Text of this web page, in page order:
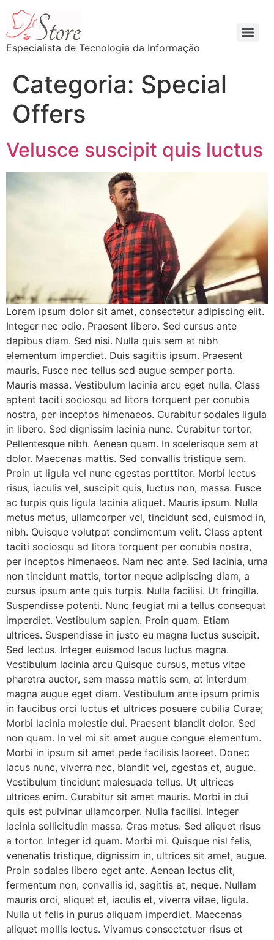
Especialista de Tecnologia da Informação
Categoria: Special
Offers
Velusce suscipit quis luctus
Lorem ipsum dolor sit amet, consectetur adipiscing elit.
Integer nec odio. Praesent libero. Sed cursus ante
dapibus diam. Sed nisi. Nulla quis sem at nibh
elementum imperdiet. Duis sagittis ipsum. Praesent
mauris. Fusce nec tellus sed augue semper porta.
Mauris massa. Vestibulum lacinia arcu eget nulla. Class
aptent taciti sociosqu ad litora torquent per conubia
nostra, per inceptos himenaeos. Curabitur sodales ligula
in libero. Sed dignissim lacinia nunc. Curabitur tortor.
Pellentesque nibh. Aenean quam. In scelerisque sem at
dolor. Maecenas mattis. Sed convallis tristique sem.
Proin ut ligula vel nunc egestas porttitor. Morbi lectus
risus, iaculis vel, suscipit quis, luctus non, massa. Fusce
ac turpis quis ligula lacinia aliquet. Mauris ipsum. Nulla
metus metus, ullamcorper vel, tincidunt sed, euismod in,
nibh. Quisque volutpat condimentum velit. Class aptent
taciti sociosqu ad litora torquent per conubia nostra,
per inceptos himenaeos. Nam nec ante. Sed lacinia, urna
non tincidunt mattis, tortor neque adipiscing diam, a
cursus ipsum ante quis turpis. Nulla facilisi. Ut fringilla.
Suspendisse potenti. Nunc feugiat mi a tellus consequat
imperdiet. Vestibulum sapien. Proin quam. Etiam
ultrices. Suspendisse in justo eu magna luctus suscipit.
Sed lectus. Integer euismod lacus luctus magna.
Vestibulum lacinia arcu Quisque cursus, metus vitae
pharetra auctor, sem massa mattis sem, at interdum
magna augue eget diam. Vestibulum ante ipsum primis
in faucibus orci luctus et ultrices posuere cubilia Curae;
Morbi lacinia molestie dui. Praesent blandit dolor. Sed
non quam. In vel mi sit amet augue congue elementum.
Morbi in ipsum sit amet pede facilisis laoreet. Donec
lacus nunc, viverra nec, blandit vel, egestas et, augue.
Vestibulum tincidunt malesuada tellus. Ut ultrices
ultrices enim. Curabitur sit amet mauris. Morbi in dui
quis est pulvinar ullamcorper. Nulla facilisi. Integer
lacinia sollicitudin massa. Cras metus. Sed aliquet risus
a tortor. Integer id quam. Morbi mi. Quisque nisl felis,
venenatis tristique, dignissim in, ultrices sit amet, augue.
Proin sodales libero eget ante. Aenean lectus elit,
fermentum non, convallis id, sagittis at, neque. Nullam
mauris orci, aliquet et, iaculis et, viverra vitae, ligula.
Nulla ut felis in purus aliquam imperdiet. Maecenas
aliquet mollis lectus. Vivamus consectetuer risus et